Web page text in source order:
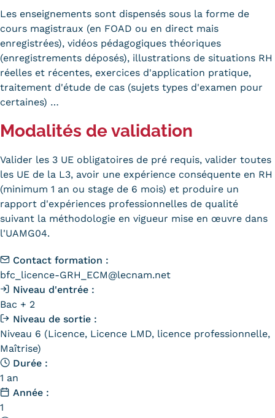
professionnels et personnels
(VAPP)
Infos pratiques
Discrimination/égalité/mixité
Témoignages
Statistiques
FAQ
Lexique
Qualiopi
Mobilité internationale et
Les enseignements sont dispensés sous la forme de
cours magistraux (en FOAD ou en direct mais
enregistrées), vidéos pédagogiques théoriques
(enregistrements déposés), illustrations de situations RH
réelles et récentes, exercices d'application pratique,
traitement d'étude de cas (sujets types d'examen pour
certaines) …
Modalités de validation
Valider les 3 UE obligatoires de pré requis, valider toutes
les UE de la L3, avoir une expérience conséquente en RH
(minimum 1 an ou stage de 6 mois) et produire un
rapport d'expériences professionnelles de qualité
suivant la méthodologie en vigueur mise en œuvre dans
l'UAMG04.
Contact formation :
bfc_licence-GRH_ECM@lecnam.net
Niveau d'entrée :
Bac + 2
Niveau de sortie :
Niveau 6 (Licence, Licence LMD, licence professionnelle,
Maîtrise)
Durée :
1 an
Année :
1